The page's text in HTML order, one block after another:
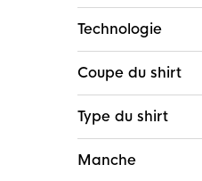
Technologie
Coupe du shirt
Type du shirt
Manche